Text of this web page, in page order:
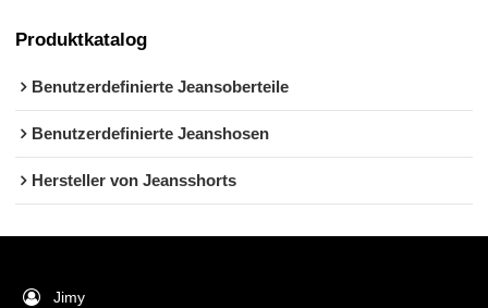
Produktkatalog
Benutzerdefinierte Jeansoberteile
Benutzerdefinierte Jeanshosen
Hersteller von Jeansshorts
Jimy